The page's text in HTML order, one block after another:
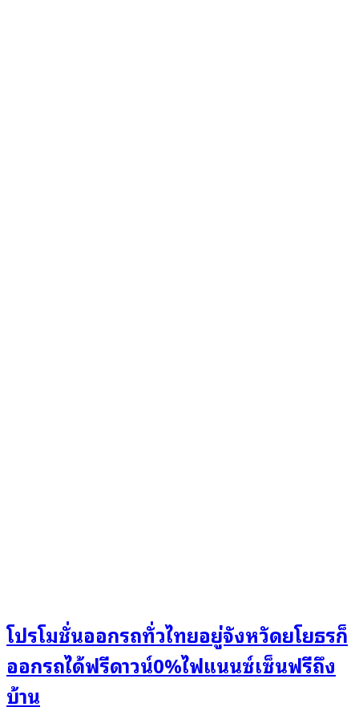
โปรโมชั่นออกรถทั่วไทยอยู่จังหวัดยโยธรก็
ออกรถได้ฟรีดาวน์0%ไฟแนนซ์เซ็นฟรีถึง
บ้าน